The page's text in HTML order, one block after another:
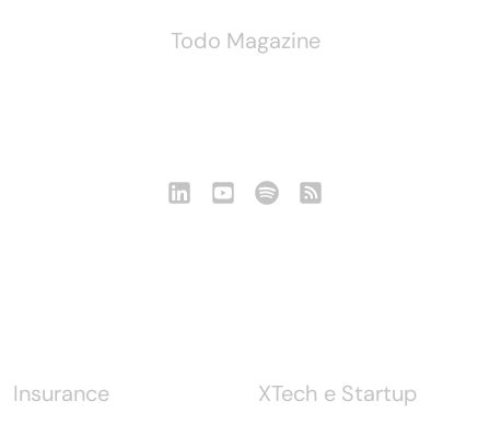
Todo Magazine
Insurance XTech e Startup